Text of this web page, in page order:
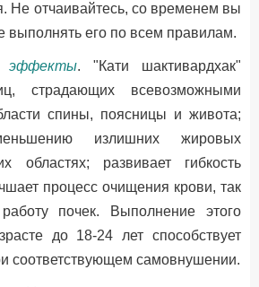
Не отчаивайтесь, со временем вы
выполнять его по всем правилам.
эффекты. "Кати шактивардхак"
страдающих всевозможными
спины, поясницы и живота;
излишних жировых
областях; развивает гибкость
процесс очищения крови, так
почек. Выполнение этого
до 18-24 лет способствует
соответствующем самовнушении.